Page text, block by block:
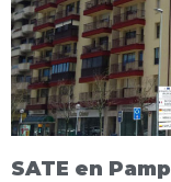
SATE en